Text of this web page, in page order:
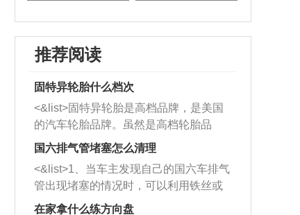
推荐阅读
固特异轮胎什么档次
<&list>固特异轮胎是高档品牌，是美国
的汽车轮胎品牌。虽然是高档轮胎品
牌，但是中高低端的轮胎都有生产，这
也是为了更好的开拓市场。
国六排气管堵塞怎么清理
<&list>1、当车主发现自己的国六车排气
管出现堵塞的情况时，可以利用铁丝或
者是细棍，直接将杂物给取出来，如果
在家拿什么练方向盘